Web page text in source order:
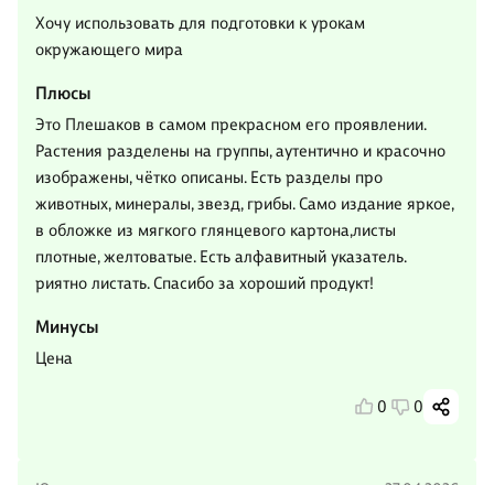
Хочу использовать для подготовки к урокам
окружающего мира
Плюсы
Это Плешаков в самом прекрасном его проявлении.
Растения разделены на группы, аутентично и красочно
изображены, чëтко описаны. Есть разделы про
животных, минералы, звезд, грибы. Само издание яркое,
в обложке из мягкого глянцевого картона,листы
плотные, желтоватые. Есть алфавитный указатель.
риятно листать. Спасибо за хороший продукт!
Минусы
Цена
0 0